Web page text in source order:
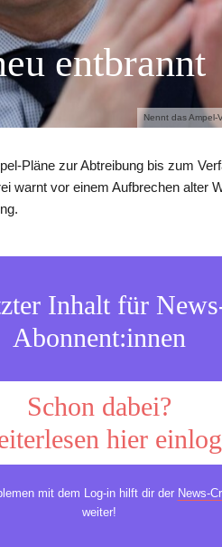
Nennt das
entbrannt
Pläne zur Abtreibung bis zum
warnt vor einem Aufbrechen alter
Inhalt für
Abonnent:innen
Schon dabei?
hier
mit dem Log-in hilft dir der News-
weiter!